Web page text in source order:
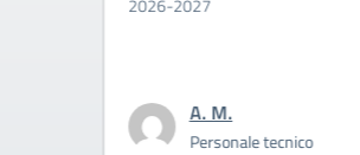
Personale tecnico